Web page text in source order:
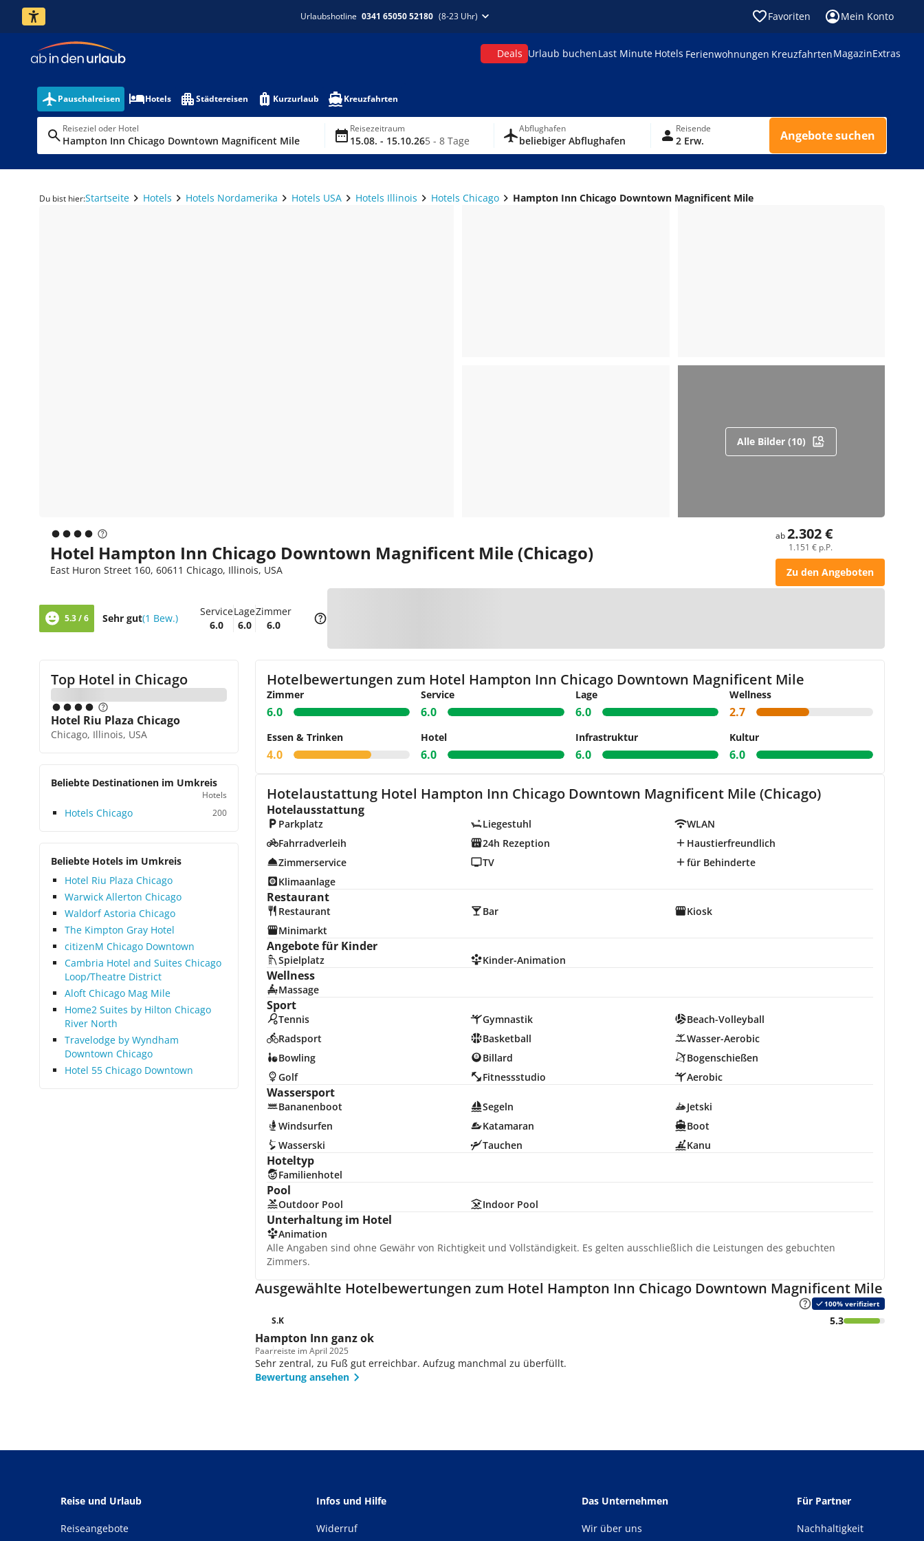
Urlaubshotline 0341 65050 52180 (8-23 Uhr) Favoriten Mein Konto
Deals Urlaub buchenLast Minute Hotels Ferienwohnungen KreuzfahrtenMagazinExtras
Pauschalreisen Hotels Städtereisen Kurzurlaub Kreuzfahrten
Reiseziel oder Hotel
Hampton Inn Chicago Downtown Magnificent Mile
Reisezeitraum
15.08. - 15.10.265 - 8 Tage
Abflughafen
beliebiger Abflughafen
Reisende
2 Erw. Angebote suchen
Du bist hier:Startseite Hotels Hotels Nordamerika Hotels USA Hotels Illinois Hotels Chicago Hampton Inn Chicago Downtown Magnificent Mile
Alle Bilder (10)
Hotel Hampton Inn Chicago Downtown Magnificent Mile (Chicago)
East Huron Street 160, 60611 Chicago, Illinois, USA
ab2.302 €
1.151 € p.P.
Zu den Angeboten
5.3 / 6 Sehr gut(1 Bew.)
Service
6.0
Lage
6.0
Zimmer
6.0
Top Hotel in Chicago
Hotel Riu Plaza Chicago
Chicago, Illinois, USA
Beliebte Destinationen im Umkreis
Hotels
Hotels Chicago 200
Beliebte Hotels im Umkreis
Hotel Riu Plaza Chicago
Warwick Allerton Chicago
Waldorf Astoria Chicago
The Kimpton Gray Hotel
citizenM Chicago Downtown
Cambria Hotel and Suites Chicago
Loop/Theatre District
Aloft Chicago Mag Mile
Home2 Suites by Hilton Chicago
River North
Travelodge by Wyndham
Downtown Chicago
Hotel 55 Chicago Downtown
Hotelbewertungen zum Hotel Hampton Inn Chicago Downtown Magnificent Mile
Zimmer
6.0
Service
6.0
Lage
6.0
Wellness
2.7
Essen & Trinken
4.0
Hotel
6.0
Infrastruktur
6.0
Kultur
6.0
Hotelaustattung Hotel Hampton Inn Chicago Downtown Magnificent Mile (Chicago)
Hotelausstattung
Parkplatz Liegestuhl
WLAN
Fahrradverleih
24h Rezeption
Haustierfreundlich
Zimmerservice
TV
für Behinderte
Klimaanlage
Restaurant
Restaurant Bar
Kiosk
Minimarkt
Angebote für Kinder
Spielplatz Kinder-Animation
Wellness
Massage
Sport
Tennis Gymnastik
Beach-Volleyball
Radsport
Basketball
Wasser-Aerobic
Bowling
Billard
Bogenschießen
Golf
Fitnessstudio Aerobic
Wassersport
Bananenboot Segeln
Jetski
Windsurfen
Katamaran
Boot
Wasserski
Tauchen Kanu
Hoteltyp
Familienhotel
Pool
Outdoor Pool Indoor Pool
Unterhaltung im Hotel
Animation
Alle Angaben sind ohne Gewähr von Richtigkeit und Vollständigkeit. Es gelten ausschließlich die Leistungen des gebuchten
Zimmers.
Ausgewählte Hotelbewertungen zum Hotel Hampton Inn Chicago Downtown Magnificent Mile
100% verifiziert
S.K 5.3
Hampton Inn ganz ok
Paarreiste im April 2025
Sehr zentral, zu Fuß gut erreichbar. Aufzug manchmal zu überfüllt.
Bewertung ansehen
Reise und Urlaub
Reiseangebote
Infos und Hilfe
Widerruf
Das Unternehmen
Wir über uns
Für Partner
Nachhaltigkeit